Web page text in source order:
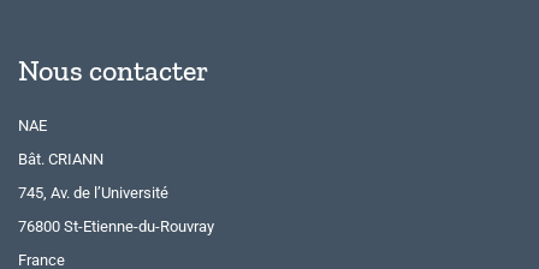
Nous contacter
NAE
Bât. CRIANN
745, Av. de l’Université
76800 St-Etienne-du-Rouvray
France